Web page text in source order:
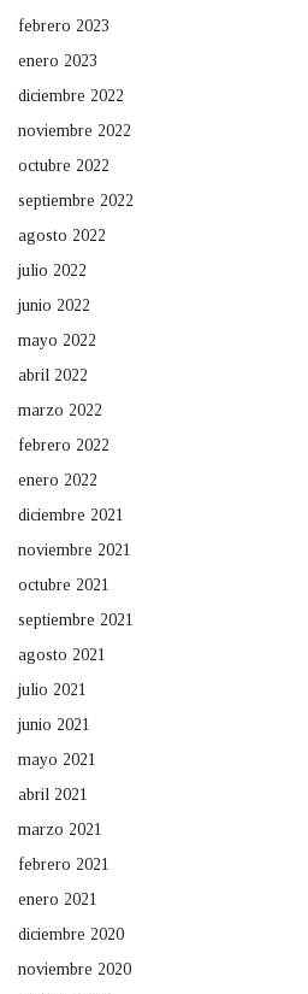
febrero 2023
enero 2023
diciembre 2022
noviembre 2022
octubre 2022
septiembre 2022
agosto 2022
julio 2022
junio 2022
mayo 2022
abril 2022
marzo 2022
febrero 2022
enero 2022
diciembre 2021
noviembre 2021
octubre 2021
septiembre 2021
agosto 2021
julio 2021
junio 2021
mayo 2021
abril 2021
marzo 2021
febrero 2021
enero 2021
diciembre 2020
noviembre 2020